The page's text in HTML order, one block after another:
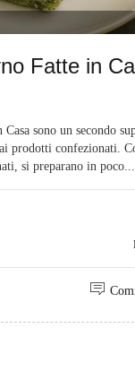
Fatte in
sono un secondo
prodotti confezionati.
si preparano in poco...